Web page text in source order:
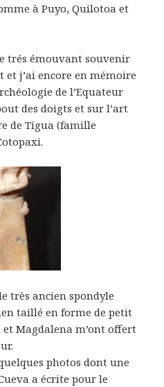
à Puyo, Quilotoa et
trés émouvant souvenir
j’ai encore en mémoire
de l’Equateur
des doigts et sur l’art
de Tigua (famille
très ancien spondyle
taillé en forme de petit
Magdalena m’ont offert
photos dont une
a écrite pour le